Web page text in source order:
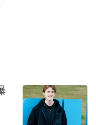
。
校教师资格认定